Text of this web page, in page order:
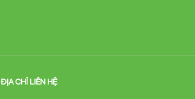
ĐỊA CHỈ LIÊN HỆ